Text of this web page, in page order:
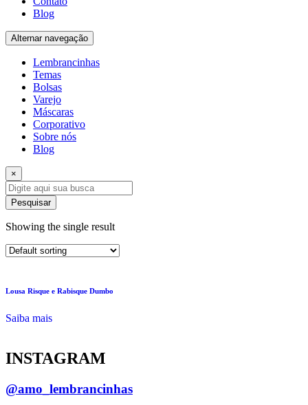
Blog
Alternar navegação
Lembrancinhas
Temas
Bolsas
Varejo
Máscaras
Corporativo
Sobre nós
Blog
×
Pesquisar
Showing the single result
Lousa Risque e Rabisque Dumbo
Saiba mais
INSTAGRAM
@amo_lembrancinhas